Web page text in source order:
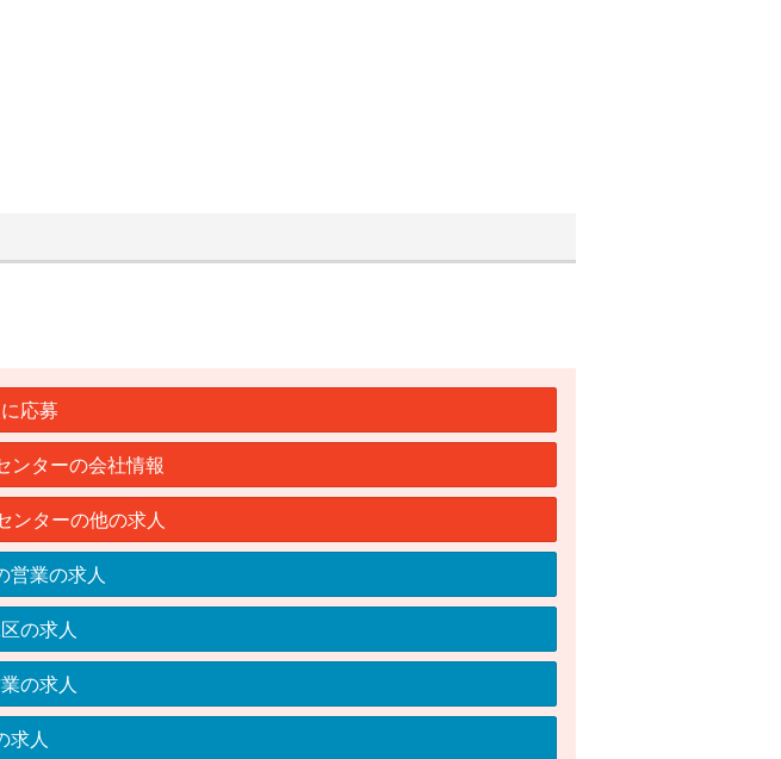
応募
ンターの会社情報
ンターの他の求人
営業の求人
の求人
の求人
求人